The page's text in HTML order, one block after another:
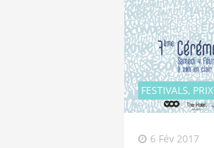
FESTIVALS, PRIX
6 Fév 2017